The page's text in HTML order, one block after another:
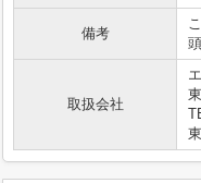
備考
取扱会社